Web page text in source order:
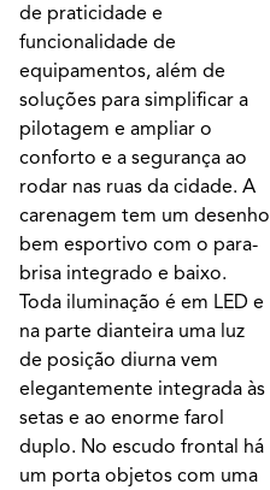
de praticidade e
funcionalidade de
equipamentos, além de
soluções para simplificar a
pilotagem e ampliar o
conforto e a segurança ao
rodar nas ruas da cidade. A
carenagem tem um desenho
bem esportivo com o para-
brisa integrado e baixo.
Toda iluminação é em LED e
na parte dianteira uma luz
de posição diurna vem
elegantemente integrada às
setas e ao enorme farol
duplo. No escudo frontal há
um porta objetos com uma